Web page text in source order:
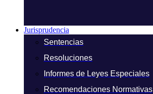
Jurisprudencia
Sentencias
Resoluciones
Informes de Leyes Especiales
Recomendaciones Normativas